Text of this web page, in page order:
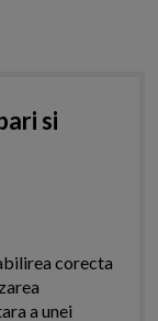
si
corecta
a unei